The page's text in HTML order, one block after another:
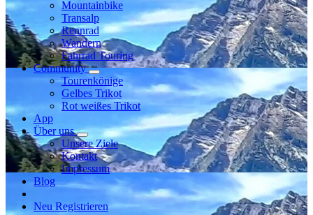
Mountainbike
Transalp
Rennrad
Wandern
Fahrrad Touring
Community
Tourenkönige
Gelbes Trikot
Rot weißes Trikot
App
Über uns
Unsere Ziele
Kontakt
Impressum
Blog
Neu Registrieren